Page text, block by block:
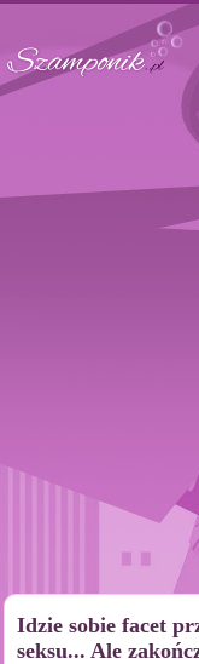
Idzie sobie facet
seksu... Ale